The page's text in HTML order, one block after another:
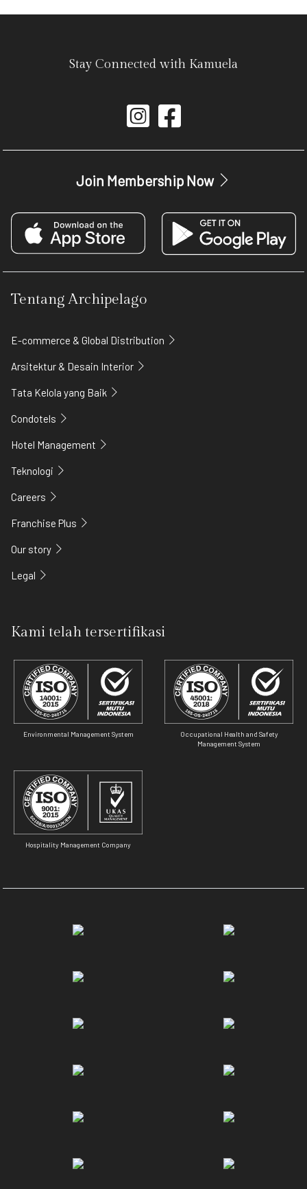
Stay Connected with Kamuela
Join Membership Now
Tentang Archipelago
E-commerce & Global Distribution
Arsitektur & Desain Interior
Tata Kelola yang Baik
Condotels
Hotel Management
Teknologi
Careers
Franchise Plus
Our story
Legal
Kami telah tersertifikasi
Environmental Management System
Occupational Health and Safety
Management System
Hospitality Management Company